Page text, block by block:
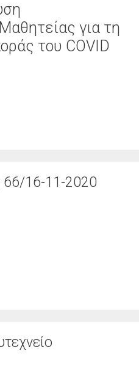
για τη
του COVID
66/16-11-2020